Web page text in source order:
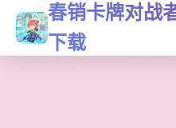
春销卡牌对战
下载